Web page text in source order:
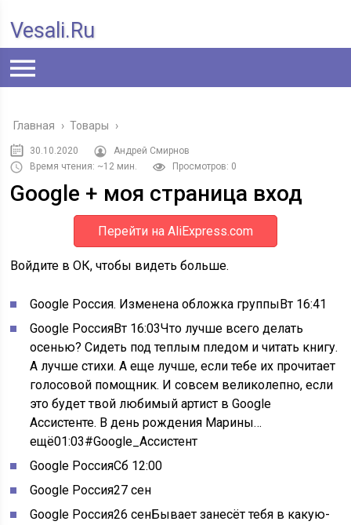
Vesali.ru
Главная › Товары ›
30.10.2020
Андрей Смирнов
Время чтения: ~12 мин.
Просмотров: 0
Google + моя страница вход
Перейти на AliExpress.com
Войдите в ОК, чтобы видеть больше.
Google Россия. Изменена обложка группыВт 16:41
Google РоссияВт 16:03Что лучше всего делать
осенью? Сидеть под теплым пледом и читать книгу.
А лучше стихи. А еще лучше, если тебе их прочитает
голосовой помощник. И совсем великолепно, если
это будет твой любимый артист в Google
Ассистенте. В день рождения Марины…
ещё01:03#Google_Ассистент
Google РоссияСб 12:00
Google Россия27 сен
Google Россия26 сенБывает занесёт тебя в какую-